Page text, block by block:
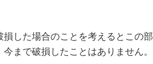
した場合のことを考えるとこの部
まで破損したことはありません。